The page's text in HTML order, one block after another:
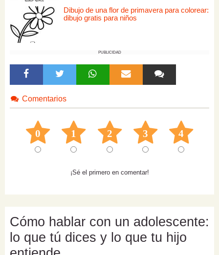
Dibujo de una flor de primavera para colorear:
dibujo gratis para niños
PUBLICIDAD
Comentarios
0 1 2 3 4
¡Sé el primero en comentar!
Cómo hablar con un adolescente:
lo que tú dices y lo que tu hijo